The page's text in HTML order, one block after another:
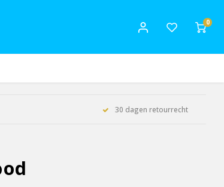
0
30 dagen retourrecht